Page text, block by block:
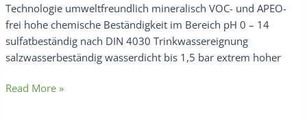
Technologie umweltfreundlich mineralisch VOC- und APEO-
frei hohe chemische Beständigkeit im Bereich pH 0 – 14
sulfatbeständig nach DIN 4030 Trinkwassereignung
salzwasserbeständig wasserdicht bis 1,5 bar extrem hoher
Read More »